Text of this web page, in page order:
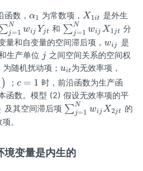
数， \al
ph
a_
{1}
α1 为常数项，X
_
{1
i
t}
X1it
是外生
_
j=1
N wij Yjt 和 \s
u
m
_
{j
=
1}
^
{i
∑j=1
N wij X1jt 分
量和自变量的空间滞后项， w
_
{i
j}
wij
是
生产单位 jj 之间空间关系的空间权
为随机扰动项； u
_
{i
t}
uit为无效率项，
{i
t}
\sta
ckre
) ； c
=
1
c = 1 时，前沿函数为生产函
函数。模型 (2) 假设无效率项的平
及其空间滞后项 \s
{j
∑j=1
N wijX2jt
的
。
变量是内生的